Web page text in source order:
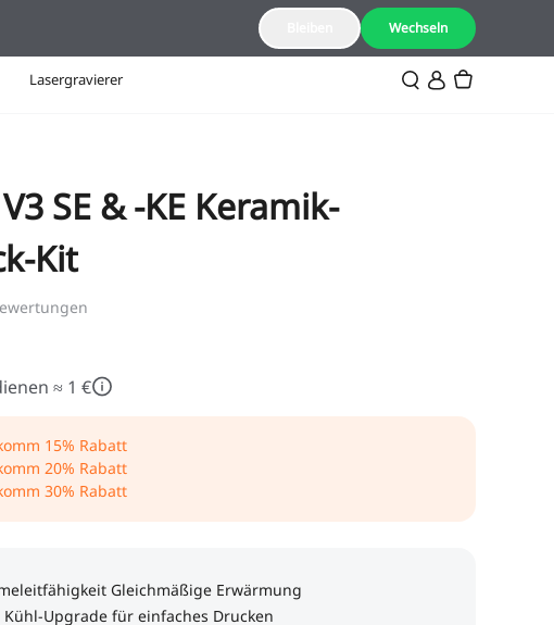
DE(Deutsch)
Lasergravierer
SE & -KE Keramik-
Kit
≈ 1 €
15% Rabatt
20% Rabatt
30% Rabatt
Wechseln